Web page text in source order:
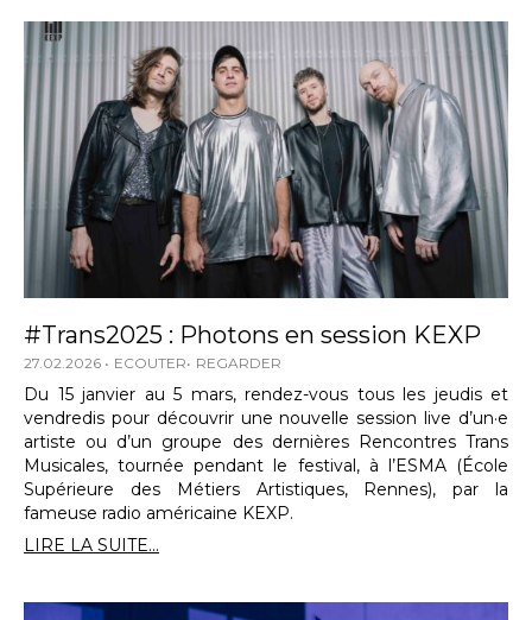
#Trans2025 : Photons en session KEXP
27.02.2026 ECOUTER REGARDER
Du 15 janvier au 5 mars, rendez-vous tous les jeudis et
vendredis pour découvrir une nouvelle session live d’un·e
artiste ou d’un groupe des dernières Rencontres Trans
Musicales, tournée pendant le festival, à l’ESMA (École
Supérieure des Métiers Artistiques, Rennes), par la
fameuse radio américaine KEXP.
LIRE LA SUITE...